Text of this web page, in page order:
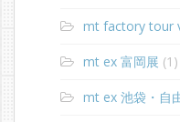
mt factory tour
mt ex 富岡展 (1)
mt ex 池袋・自